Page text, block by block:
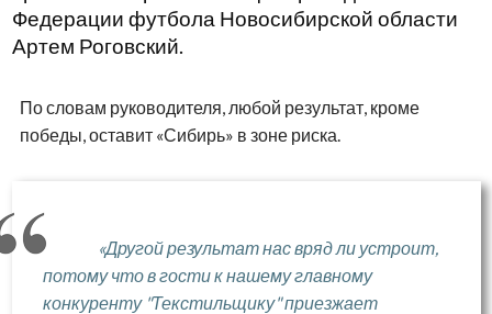
Федерации футбола Новосибирской области
Артем Роговский.
По словам руководителя, любой результат, кроме
победы, оставит «Сибирь» в зоне риска.
«Другой результат нас вряд ли устроит,
потому что в гости к нашему главному
конкуренту "Текстильщику" приезжает